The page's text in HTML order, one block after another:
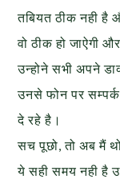
तबियत ठीक नही है
वो ठीक हो जाऐगी
उन्होने सभी अपने
उनसे फोन पर
दे रहे है।
सच पूछो, तो अब मैं
ये सही समय नही है